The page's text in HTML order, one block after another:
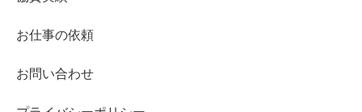
お仕事の依頼
お問い合わせ